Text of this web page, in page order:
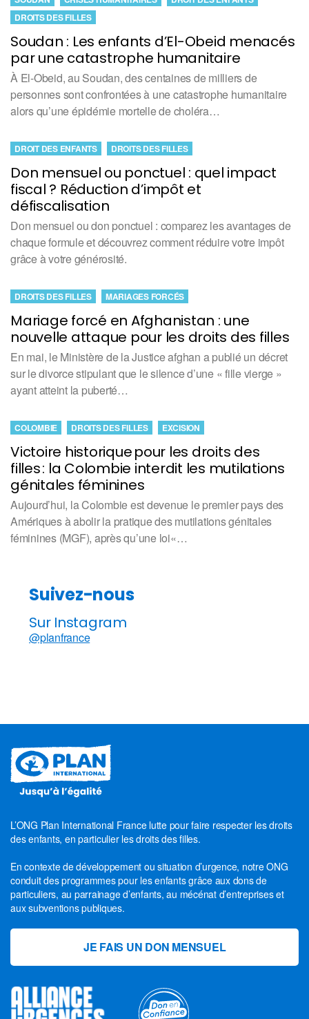
Soudan : Les enfants d’El-Obeid menacés
par une catastrophe humanitaire
DROITS DES FILLES
À El-Obeid, au Soudan, des centaines de milliers de
personnes sont confrontées à une catastrophe humanitaire
alors qu’une épidémie mortelle de choléra…
Don mensuel ou ponctuel : quel impact
fiscal ? Réduction d’impôt et
défiscalisation
DROIT DES ENFANTS DROITS DES FILLES
Don mensuel ou don ponctuel : comparez les avantages de
chaque formule et découvrez comment réduire votre impôt
grâce à votre générosité.
Mariage forcé en Afghanistan : une
nouvelle attaque pour les droits des filles
DROITS DES FILLES MARIAGES FORCÉS
En mai, le Ministère de la Justice afghan a publié un décret
sur le divorce stipulant que le silence d’une « fille vierge »
ayant atteint la puberté…
Victoire historique pour les droits des
filles : la Colombie interdit les mutilations
génitales féminines
COLOMBIE DROITS DES FILLES EXCISION
Aujourd’hui, la Colombie est devenue le premier pays des
Amériques à abolir la pratique des mutilations génitales
féminines (MGF), après qu’une loi«…
Suivez-nous
Sur Instagram
@planfrance
L’ONG Plan International France lutte pour faire respecter les droits
des enfants, en particulier les droits des filles.
En contexte de développement ou situation d’urgence, notre ONG
conduit des programmes pour les enfants grâce aux dons de
particuliers, au parrainage d’enfants, au mécénat d’entreprises et
aux subventions publiques.
JE FAIS UN DON MENSUEL